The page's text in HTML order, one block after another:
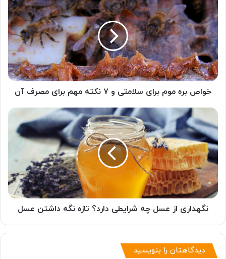
بره
موم
برای
سلامتی
و
٧
نکته
مهم
برای
آن
خواص بره موم برای سلامتی و ٧ نکته مهم برای مصرف آن
نگهداری
از
عسل
چه
شرایطی
دارد؟
تازه
نگه
داشتن
عسلنگهداری از عسل چه شرایطی دارد؟ تازه نگه داشتن عسل
دیدگاهتان را بنویسید